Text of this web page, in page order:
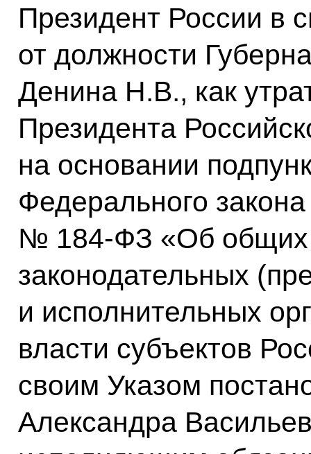
Президент России в
от должности
Денина Н.В., как
Президента
на основании
Федерального
№ 184-ФЗ «Об общих
законодательных
и исполнительных
власти субъектов
своим Указом
Александра